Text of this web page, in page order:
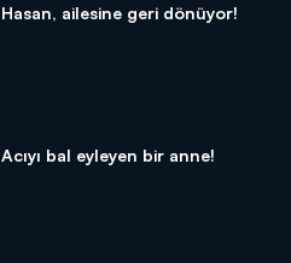
Hasan, ailesine geri dönüyor!
Acıyı bal eyleyen bir anne!